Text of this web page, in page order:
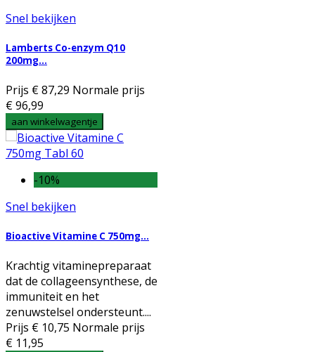
Snel bekijken
Lamberts Co-enzym Q10
200mg...
Prijs € 87,29 Normale prijs
€ 96,99
aan winkelwagentje
-10%
Snel bekijken
Bioactive Vitamine C 750mg...
Krachtig vitaminepreparaat
dat de collageensynthese, de
immuniteit en het
zenuwstelsel ondersteunt....
Prijs € 10,75 Normale prijs
€ 11,95